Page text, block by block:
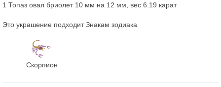
1 Топаз овал бриолет 10 мм на 12 мм, вес 6.19 карат
Это украшение подходит Знакам зодиака
Скорпион